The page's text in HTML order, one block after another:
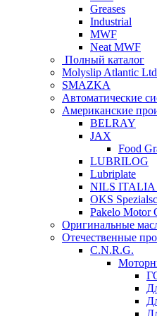
Greases
Industrial
MWF
Neat MWF
Полный каталог
Molyslip Atlantic Ltd
SMAZKA
Автоматические
Американские
BELRAY
JAX
Food
LUBRILOG
Lubriplate
NILS ITALIA
OKS
Pakelo Motor
Оригинальные
Отечественные
C.N.R.G.